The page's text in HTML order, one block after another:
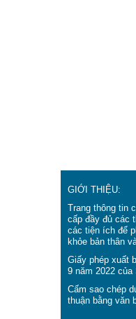
GIỚI THIỆU:
Trang thông tin
cấp đầy đủ các
các tiện ích để
khỏe bản thân
Giấy phép xuất
9 năm 2022
Cấm sao chép
thuận bằng văn